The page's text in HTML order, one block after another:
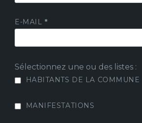
E-MAIL *
Sélectionnez une ou des listes :
HABITANTS DE LA COMMUNE
MANIFESTATIONS